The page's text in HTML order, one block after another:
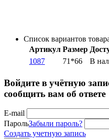
Список вариантов
Артикул Размер
1087
71*66 В
Войдите в учётную
сообщить вам об ответе
E-mail
ПарольЗабыли пароль?
Создать учетную запись